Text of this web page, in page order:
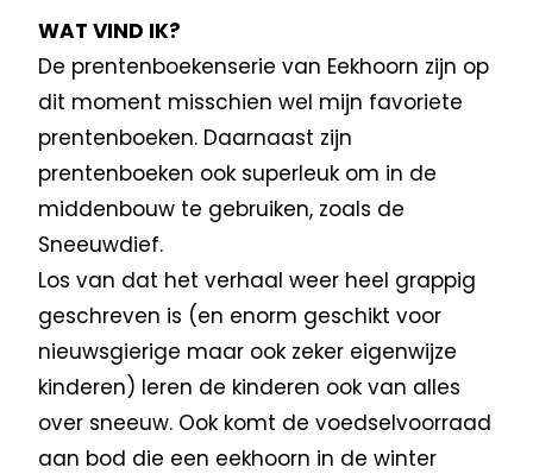
WAT VIND IK?
De prentenboekenserie van Eekhoorn zijn op
dit moment misschien wel mijn favoriete
prentenboeken. Daarnaast zijn
prentenboeken ook superleuk om in de
middenbouw te gebruiken, zoals de
Sneeuwdief.
Los van dat het verhaal weer heel grappig
geschreven is (en enorm geschikt voor
nieuwsgierige maar ook zeker eigenwijze
kinderen) leren de kinderen ook van alles
over sneeuw. Ook komt de voedselvoorraad
aan bod die een eekhoorn in de winter